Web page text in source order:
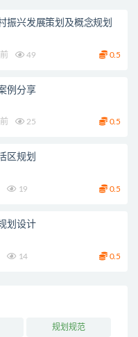
振兴发展策划及概念规划
49 0.5
例分享
25 0.5
区规划
19 0.5
划设计
14 0.5
规划规范